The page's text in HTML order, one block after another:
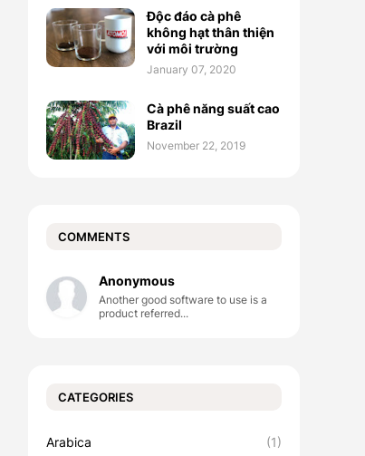
Độc đáo cà phê
không hạt thân thiện
với môi trường
January 07, 2020
Cà phê năng suất cao
Brazil
November 22, 2019
COMMENTS
Anonymous
Another good software to use is a
product referred...
CATEGORIES
Arabica (1)